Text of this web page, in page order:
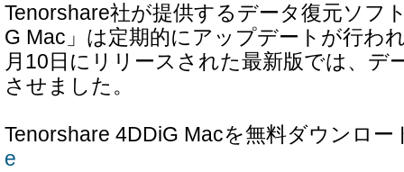
Tenorshare社が提供するデータ復元ソフ
G Mac」は定期的にアップデートが行わ
月10日にリリースされた最新版では、デ
させました。
Tenorshare 4DDiG Macを無料ダウンロー
e